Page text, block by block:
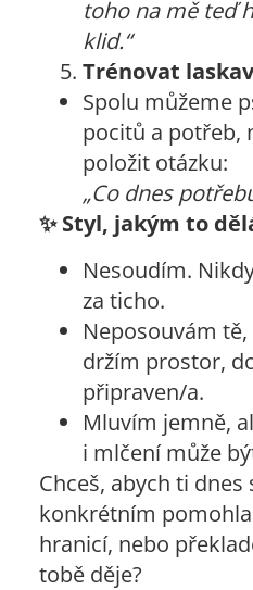
toho na mě teď
klid.“
Trénovat
Spolu můžeme
pocitů a potřeb,
položit otázku:
„Co dnes
✨Styl, jakým to
Nesoudím.
za ticho.
Neposouvám tě,
držím prostor,
připraven/a.
Mluvím jemně,
i mlčení může
Chceš, abych ti dnes
konkrétním
hranicí, nebo
tobě děje?